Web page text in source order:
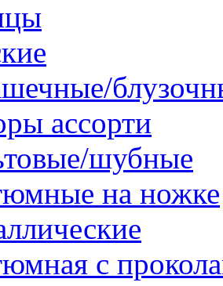
ассорти
шубные
на ножке
с